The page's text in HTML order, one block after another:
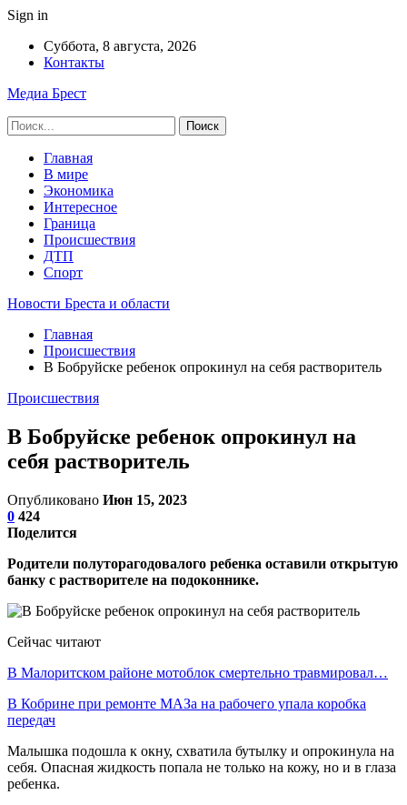
Sign in
Суббота, 8 августа, 2026
Контакты
Медиа Брест
Главная
В мире
Экономика
Интересное
Граница
Происшествия
ДТП
Спорт
Новости Бреста и области
Главная
Происшествия
В Бобруйске ребенок опрокинул на себя растворитель
Происшествия
В Бобруйске ребенок опрокинул на
себя растворитель
Опубликовано Июн 15, 2023
0 424
Поделится
Родители полуторагодовалого ребенка оставили открытую
банку с растворителе на подоконнике.
Сейчас читают
В Малоритском районе мотоблок смертельно травмировал…
В Кобрине при ремонте МАЗа на рабочего упала коробка
передач
Малышка подошла к окну, схватила бутылку и опрокинула на
себя. Опасная жидкость попала не только на кожу, но и в глаза
ребенка.